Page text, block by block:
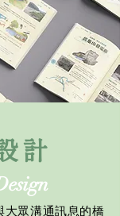
計
大眾溝通訊息的橋